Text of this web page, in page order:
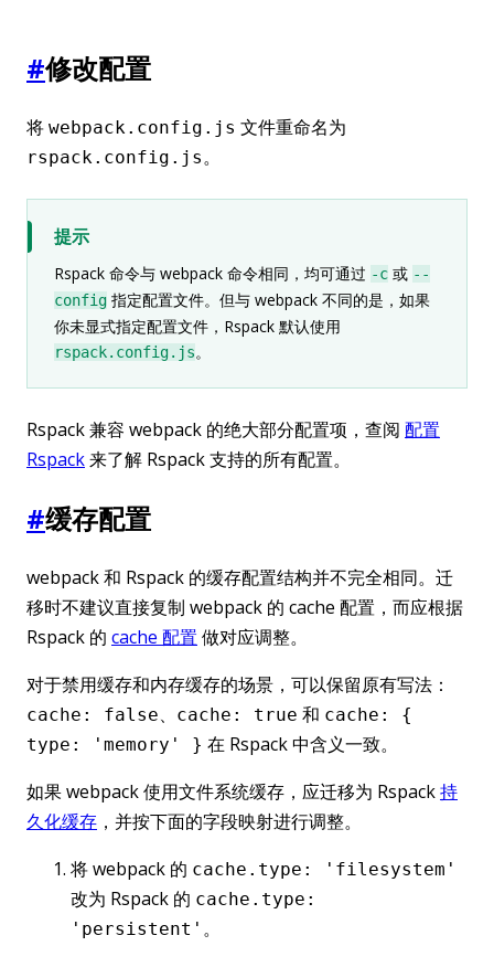
#修改配置
将 webpack.config.js 文件重命名为
rspack.config.js。
提示
Rspack 命令与 webpack 命令相同，均可通过 -c 或 --
config 指定配置文件。但与 webpack 不同的是，如果
你未显式指定配置文件，Rspack 默认使用
rspack.config.js。
Rspack 兼容 webpack 的绝大部分配置项，查阅 配置
Rspack来了解 Rspack 支持的所有配置。
#缓存配置
webpack 和 Rspack 的缓存配置结构并不完全相同。迁
移时不建议直接复制 webpack 的 cache 配置，而应根据
Rspack 的 cache 配置 做对应调整。
对于禁用缓存和内存缓存的场景，可以保留原有写法：
cache: false、 cache: true 和 cache: {
type: 'memory' } 在 Rspack 中含义一致。
如果 webpack 使用文件系统缓存，应迁移为 Rspack持
久化缓存 ，并按下面的字段映射进行调整。
将 webpack 的 cache.type: 'filesystem'
改为 Rspack 的 cache.type:
'persistent' 。